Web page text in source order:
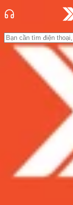
Trang chủ
Tin tức
So Sánh
Đánh
Hỏi
hàng - Sự kiện
So sánh
Galaxy
chiến